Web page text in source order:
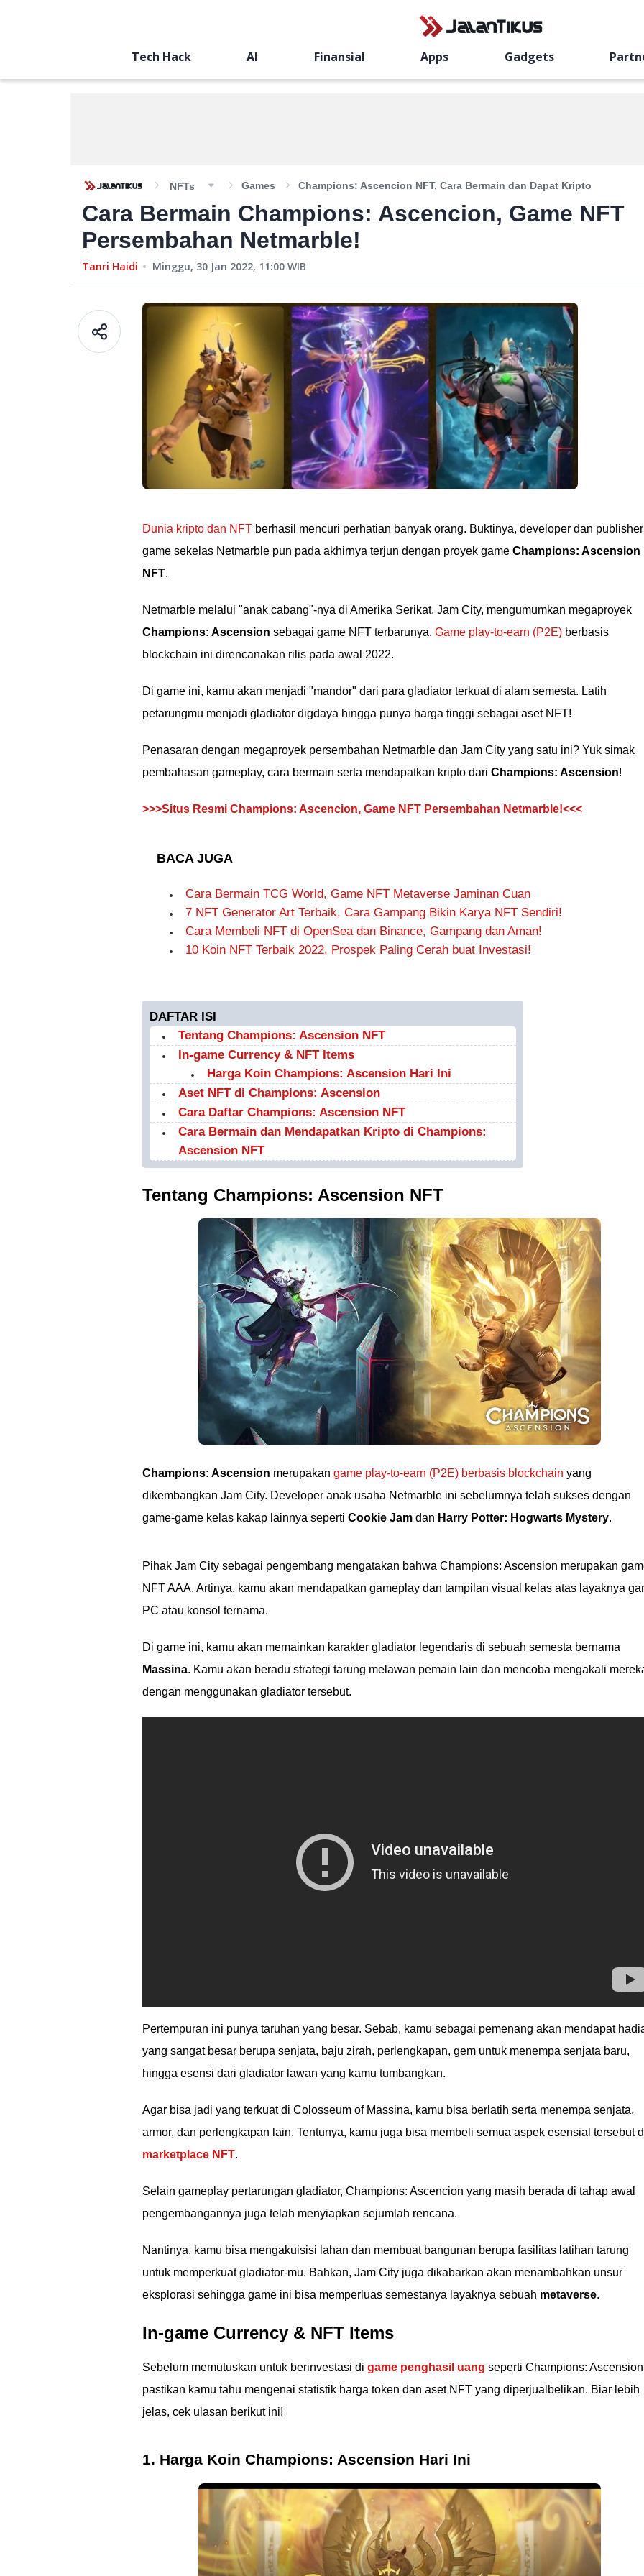
Tech Hack AI Finansial Apps Gadgets
NFTs Games Champions: Ascencion NFT, Cara Bermain dan Dapat Kripto
Cara Bermain Champions: Ascencion, Game NFT
Persembahan Netmarble!
Tanri Haidi Minggu, 30 Jan 2022, 11:00 WIB
Dunia kripto dan NFT berhasil mencuri perhatian banyak orang. Buktinya, developer dan publisher
game sekelas Netmarble pun pada akhirnya terjun dengan proyek game Champions: Ascension
NFT.
Netmarble melalui "anak cabang"-nya di Amerika Serikat, Jam City, mengumumkan megaproyek
Champions: Ascension sebagai game NFT terbarunya. Game play-to-earn (P2E) berbasis
blockchain ini direncanakan rilis pada awal 2022.
Di game ini, kamu akan menjadi "mandor" dari para gladiator terkuat di alam semesta. Latih
petarungmu menjadi gladiator digdaya hingga punya harga tinggi sebagai aset NFT!
Penasaran dengan megaproyek persembahan Netmarble dan Jam City yang satu ini? Yuk simak
pembahasan gameplay, cara bermain serta mendapatkan kripto dari Champions: Ascension!
>>>Situs Resmi Champions: Ascencion, Game NFT Persembahan Netmarble!<<<
BACA JUGA
Cara Bermain TCG World, Game NFT Metaverse Jaminan Cuan
7 NFT Generator Art Terbaik, Cara Gampang Bikin Karya NFT Sendiri!
Cara Membeli NFT di OpenSea dan Binance, Gampang dan Aman!
10 Koin NFT Terbaik 2022, Prospek Paling Cerah buat Investasi!
DAFTAR ISI
Tentang Champions: Ascension NFT
In-game Currency & NFT Items
Harga Koin Champions: Ascension Hari Ini
Aset NFT di Champions: Ascension
Cara Daftar Champions: Ascension NFT
Cara Bermain dan Mendapatkan Kripto di Champions:
Ascension NFT
Tentang Champions: Ascension NFT
Champions: Ascension merupakan game play-to-earn (P2E) berbasis blockchain yang
dikembangkan Jam City. Developer anak usaha Netmarble ini sebelumnya telah sukses dengan
game-game kelas kakap lainnya seperti Cookie Jam dan Harry Potter: Hogwarts Mystery.
Pihak Jam City sebagai pengembang mengatakan bahwa Champions: Ascension merupakan
NFT AAA. Artinya, kamu akan mendapatkan gameplay dan tampilan visual kelas atas layaknya
PC atau konsol ternama.
Di game ini, kamu akan memainkan karakter gladiator legendaris di sebuah semesta bernama
Massina. Kamu akan beradu strategi tarung melawan pemain lain dan mencoba mengakali
dengan menggunakan gladiator tersebut.
Pertempuran ini punya taruhan yang besar. Sebab, kamu sebagai pemenang akan mendapat
yang sangat besar berupa senjata, baju zirah, perlengkapan, gem untuk menempa senjata baru,
hingga esensi dari gladiator lawan yang kamu tumbangkan.
Agar bisa jadi yang terkuat di Colosseum of Massina, kamu bisa berlatih serta menempa senjata,
armor, dan perlengkapan lain. Tentunya, kamu juga bisa membeli semua aspek esensial tersebut
marketplace NFT.
Selain gameplay pertarungan gladiator, Champions: Ascencion yang masih berada di tahap awal
pengembangannya juga telah menyiapkan sejumlah rencana.
Nantinya, kamu bisa mengakuisisi lahan dan membuat bangunan berupa fasilitas latihan tarung
untuk memperkuat gladiator-mu. Bahkan, Jam City juga dikabarkan akan menambahkan unsur
eksplorasi sehingga game ini bisa memperluas semestanya layaknya sebuah metaverse.
In-game Currency & NFT Items
Sebelum memutuskan untuk berinvestasi di game penghasil uang seperti Champions:
pastikan kamu tahu mengenai statistik harga token dan aset NFT yang diperjualbelikan. Biar lebih
jelas, cek ulasan berikut ini!
1. Harga Koin Champions: Ascension Hari Ini